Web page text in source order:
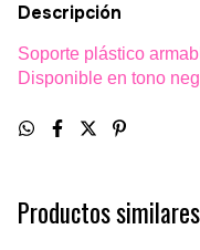
Descripción
Soporte plástico
Disponible en tono
Productos similares